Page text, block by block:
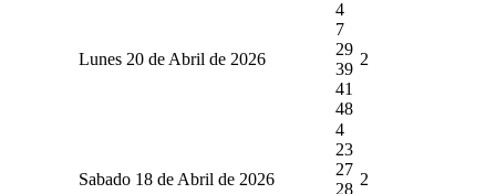
Lunes 20 de Abril de 2026
4
7
29
39
41
48
2
Sabado 18 de Abril de 2026
4
23
27
28
2